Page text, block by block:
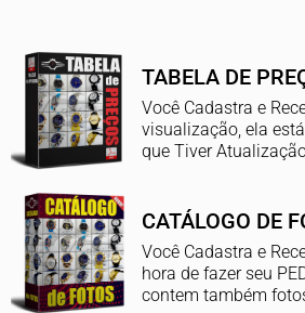
TABELA DE
Você Cadastra e
visualização, ela
que Tiver
CATÁLOGO DE
Você Cadastra e
hora de fazer seu
contem também